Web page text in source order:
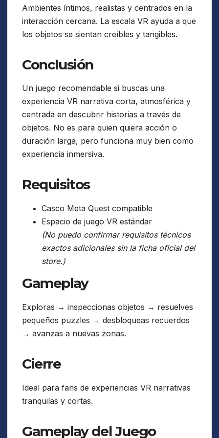
Ambientes íntimos, realistas y centrados en la
interacción cercana. La escala VR ayuda a que
los objetos se sientan creíbles y tangibles.
Conclusión
Un juego recomendable si buscas una
experiencia VR narrativa corta, atmosférica y
centrada en descubrir historias a través de
objetos. No es para quien quiera acción o
duración larga, pero funciona muy bien como
experiencia inmersiva.
Requisitos
Casco Meta Quest compatible
Espacio de juego VR estándar
(No puedo confirmar requisitos técnicos
exactos adicionales sin la ficha oficial del
store.)
Gameplay
Exploras → inspeccionas objetos → resuelves
pequeños puzzles → desbloqueas recuerdos
→ avanzas a nuevas zonas.
Cierre
Ideal para fans de experiencias VR narrativas
tranquilas y cortas.
Gameplay del Juego